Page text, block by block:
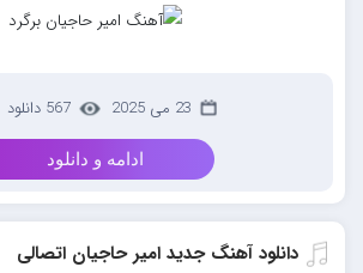
23 می 2025 567 دانلود
ادامه و دانلود
دانلود آهنگ جدید امیر حاجیان اتصالی